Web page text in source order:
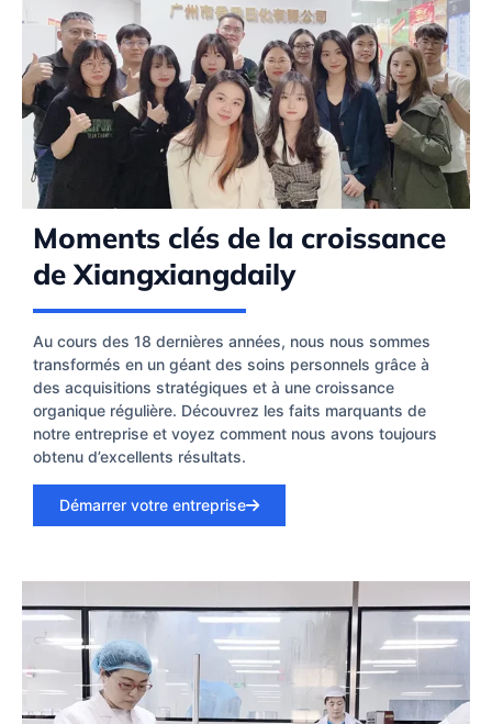
Moments clés de la croissance
de Xiangxiangdaily
Au cours des 18 dernières années, nous nous sommes
transformés en un géant des soins personnels grâce à
des acquisitions stratégiques et à une croissance
organique régulière. Découvrez les faits marquants de
notre entreprise et voyez comment nous avons toujours
obtenu d’excellents résultats.
Démarrer votre entreprise